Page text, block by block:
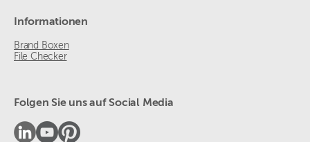
Informationen
Brand Boxen
File Checker
Folgen Sie uns auf Social Media